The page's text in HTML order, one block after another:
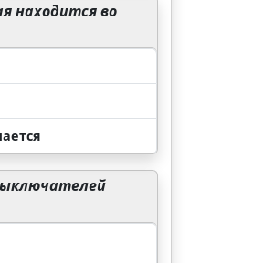
находится во